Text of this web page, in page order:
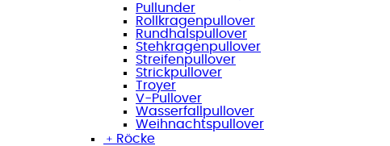
Pullunder
Rollkragenpullover
Rundhalspullover
Stehkragenpullover
Streifenpullover
Strickpullover
Troyer
V-Pullover
Wasserfallpullover
Weihnachtspullover
﹢ Röcke